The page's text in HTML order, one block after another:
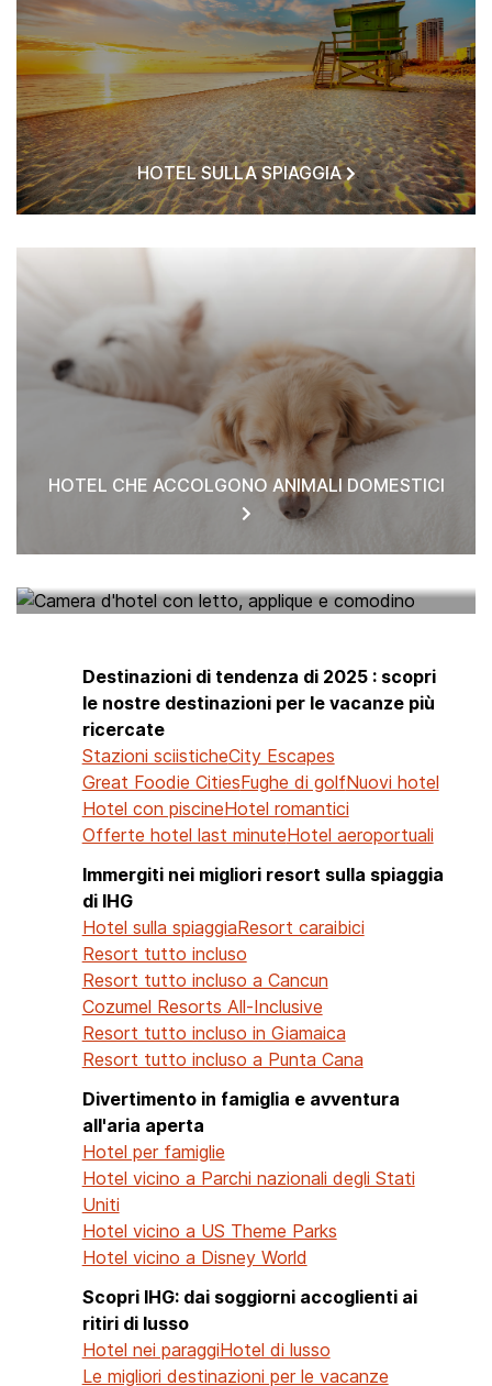
HOTEL SULLA SPIAGGIA
HOTEL CHE ACCOLGONO ANIMALI DOMESTICI
Destinazioni di tendenza di 2025 : scopri
le nostre destinazioni per le vacanze più
ricercate
Stazioni sciisticheCity Escapes
Great Foodie CitiesFughe di golfNuovi hotel
Hotel con piscineHotel romantici
Offerte hotel last minuteHotel aeroportuali
Immergiti nei migliori resort sulla spiaggia
di IHG
Hotel sulla spiaggiaResort caraibici
Resort tutto incluso
Resort tutto incluso a Cancun
Cozumel Resorts All-Inclusive
Resort tutto incluso in Giamaica
Resort tutto incluso a Punta Cana
Divertimento in famiglia e avventura
all'aria aperta
Hotel per famiglie
Hotel vicino a Parchi nazionali degli Stati
Uniti
Hotel vicino a US Theme Parks
Hotel vicino a Disney World
Scopri IHG: dai soggiorni accoglienti ai
ritiri di lusso
Hotel nei paraggiHotel di lusso
Le migliori destinazioni per le vacanze